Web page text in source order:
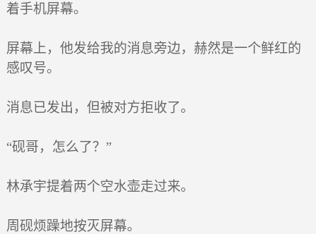
着手机屏幕。
屏幕上，他发给我的消息旁边，赫然是一个鲜红的
感叹号。
消息已发出，但被对方拒收了。
“砚哥，怎么了？”
林承宇提着两个空水壶走过来。
周砚烦躁地按灭屏幕。